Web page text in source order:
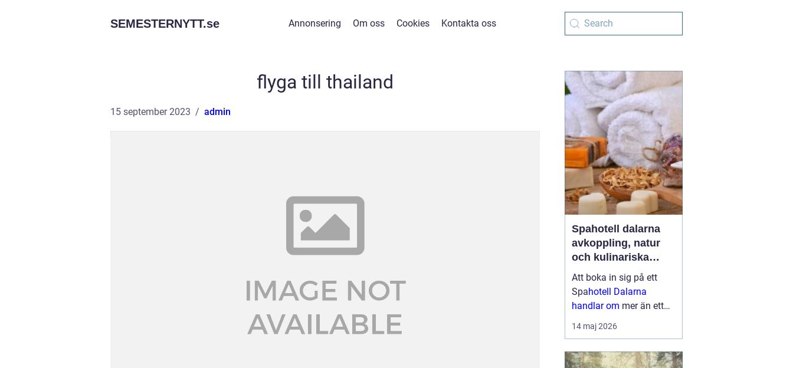
SEMESTERNYTT.se Annonsering Om oss Cookies Kontakta oss
flyga till thailand
15 september 2023 admin
Spahotell dalarna
avkoppling, natur
och kulinariska
upplevelser
Att boka in sig på ett
Spahotell Dalarna
handlar om mer än ett
varmt bad och en skön
säng. Många söker en
tystnar, kroppen får
14 maj 2026